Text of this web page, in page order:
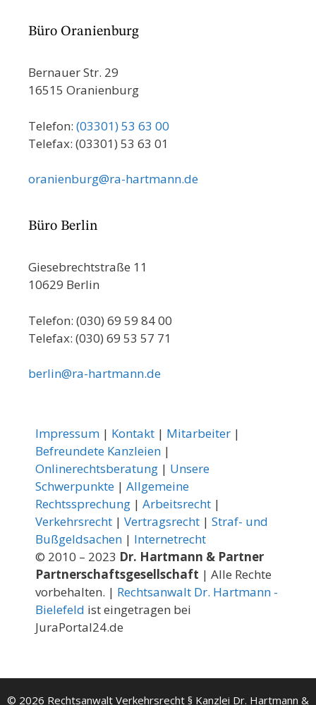
Büro Oranienburg
Bernauer Str. 29
16515 Oranienburg
Telefon: (03301) 53 63 00
Telefax: (03301) 53 63 01
oranienburg@ra-hartmann.de
Büro Berlin
Giesebrechtstraße 11
10629 Berlin
Telefon: (030) 69 59 84 00
Telefax: (030) 69 53 57 71
berlin@ra-hartmann.de
Impressum | Kontakt | Mitarbeiter |
Befreundete Kanzleien |
Onlinerechtsberatung | Unsere
Schwerpunkte | Allgemeine
Rechtssprechung | Arbeitsrecht |
Verkehrsrecht | Vertragsrecht | Straf- und
Bußgeldsachen | Internetrecht
© 2010 – 2023 Dr. Hartmann & Partner
Partnerschaftsgesellschaft | Alle Rechte
vorbehalten. | Rechtsanwalt Dr. Hartmann -
Bielefeld ist eingetragen bei
JuraPortal24.de
© 2026 Rechtsanwalt Verkehrsrecht § Kanzlei Dr. Hartmann &